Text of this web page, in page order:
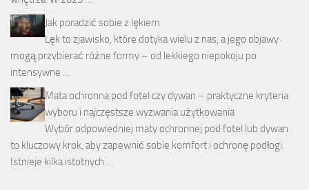
Jak poradzić sobie z lękiem
Lęk to zjawisko, które dotyka wielu z nas, a jego objawy
mogą przybierać różne formy – od lekkiego niepokoju po
intensywne …
Mata ochronna pod fotel czy dywan – praktyczne kryteria
wyboru i najczęstsze wyzwania użytkowania
Wybór odpowiedniej maty ochronnej pod fotel lub dywan
to kluczowy krok, aby zapewnić sobie komfort i ochronę podłogi.
Istnieje kilka istotnych …